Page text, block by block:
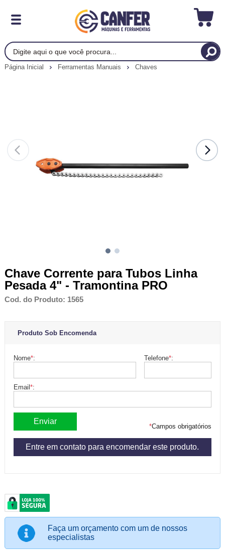
Página Inicial Ferramentas Manuais Chaves
Chave Corrente para Tubos Linha
Pesada 4" - Tramontina PRO
Cod. do Produto: 1565
Produto Sob Encomenda
Nome*: Telefone*:
Email*:
*Campos obrigatórios
Entre em contato para encomendar este produto.
Faça um orçamento com um de nossos
especialistas